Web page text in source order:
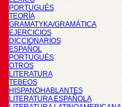
PORTUGUÉS
TEORÍA
GRAMATYKA/GRAMÁTICA
EJERCICIOS
DICCIONARIOS
ESPAÑOL
PORTUGUÉS
OTROS
LITERATURA
TEBEOS
HISPANOHABLANTES
LITERATURA ESPAÑOLA